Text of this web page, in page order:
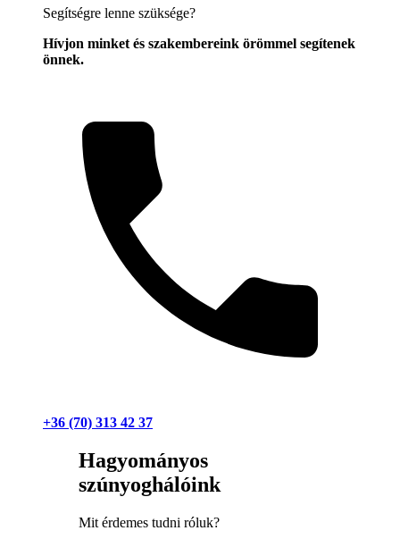
Segítségre lenne szüksége?
Hívjon minket és szakembereink örömmel segítenek
önnek.
+36 (70) 313 42 37
Hagyományos
szúnyoghálóink
Mit érdemes tudni róluk?